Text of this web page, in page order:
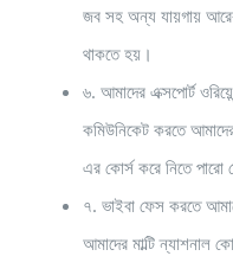
জব সহ অন্য যায়গায়
থাকতে হয়।
৬. আমাদের এক্সপোর্ট
কমিউনিকেট করতে
এর কোর্স করে নিতে পারো
৭. ভাইবা ফেস করতে
আমাদের মাল্টি ন্যাশনাল